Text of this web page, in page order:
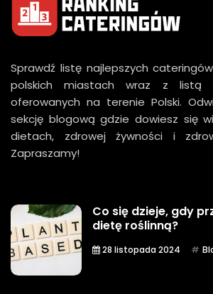
Sprawdź listę najlepszych
polskich miastach wraz z listą
oferowanych na terenie Polski.
sekcję blogową gdzie dowiesz się
dietach, zdrowej żywności i
Zapraszamy!
Co się dzieje, gdy
dietę roślinną?
28 listopada 2024